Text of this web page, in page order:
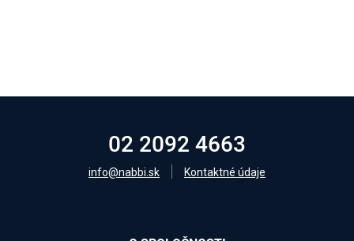
02 2092 4663
info@nabbi.sk Kontaktné údaje